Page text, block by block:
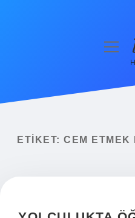
Yasal Uyarı
ETIKET: CEM ETMEK